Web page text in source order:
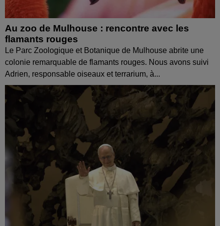
Au zoo de Mulhouse : rencontre avec les
flamants rouges
Le Parc Zoologique et Botanique de Mulhouse abrite une
colonie remarquable de flamants rouges. Nous avons suivi
Adrien, responsable oiseaux et terrarium, à...